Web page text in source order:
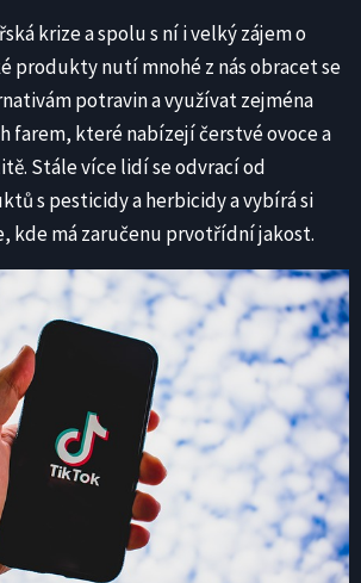
krize a spolu s ní i velký zájem o
produkty nutí mnohé z nás obracet se
potravin a využívat zejména
farem, které nabízejí čerstvé ovoce a
Stále více lidí se odvrací od
s pesticidy a herbicidy a vybírá si
kde má zaručenu prvotřídní jakost.